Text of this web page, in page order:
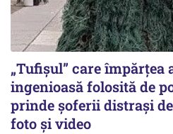
„Tufișul” care împărțea
ingenioasă folosită de
prinde șoferii distrași
foto și video